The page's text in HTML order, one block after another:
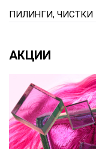
ПИЛИНГИ,
АКЦИИ